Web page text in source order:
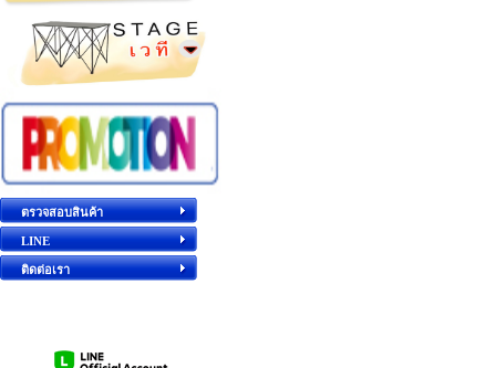
ตรวจสอบสินค้า
LINE
ติดต่อเรา